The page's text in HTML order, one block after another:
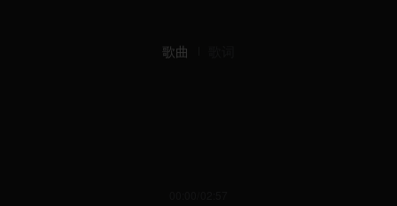
歌曲